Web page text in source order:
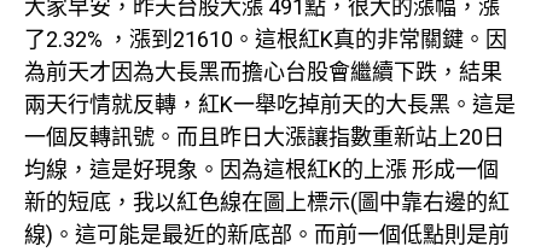
大家早安，昨天台股大漲 491點，很大的漲幅，漲
了2.32% ，漲到21610。這根紅K真的非常關鍵。因
為前天才因為大長黑而擔心台股會繼續下跌，結果
兩天行情就反轉，紅K一舉吃掉前天的大長黑。這是
一個反轉訊號。而且昨日大漲讓指數重新站上20日
均線，這是好現象。因為這根紅K的上漲 形成一個
新的短底，我以紅色線在圖上標示(圖中靠右邊的紅
線)。這可能是最近的新底部。而前一個低點則是前